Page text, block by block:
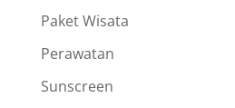
Paket Wisata
Perawatan
Sunscreen